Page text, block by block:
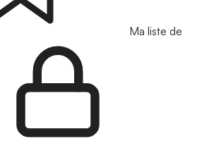
Ma liste de